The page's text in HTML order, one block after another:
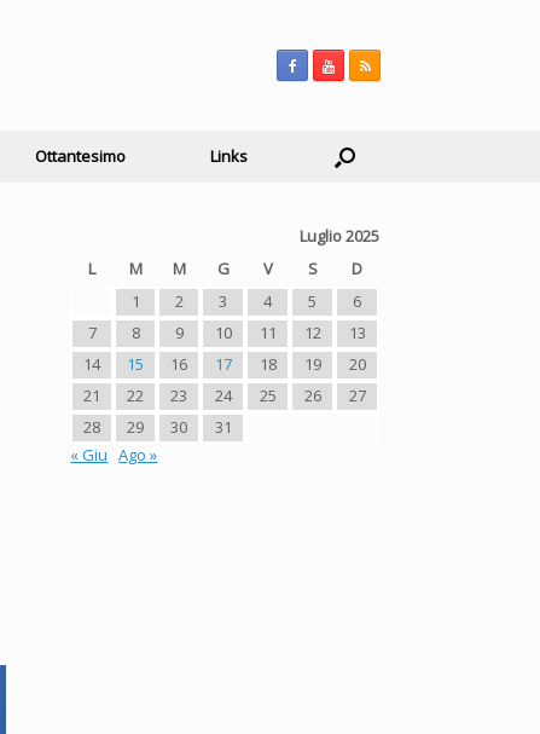
Ottantesimo Links
Luglio 2025
L
M M G V S
D
1
2 3 4 5
6
7
8 9 10 11 12
13
14
15 16 17 18 19
20
21
22 23 24 25 26
27
28
29 30
31
« Giu Ago »